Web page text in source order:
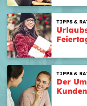
TIPPS &
TIPPS &
Der